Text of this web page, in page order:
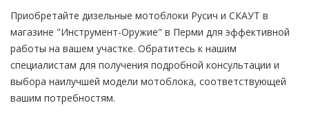
Приобретайте дизельные мотоблоки Русич и СКАУТ в
магазине "Инструмент-Оружие" в Перми для эффективной
работы на вашем участке. Обратитесь к нашим
специалистам для получения подробной консультации и
выбора наилучшей модели мотоблока, соответствующей
вашим потребностям.